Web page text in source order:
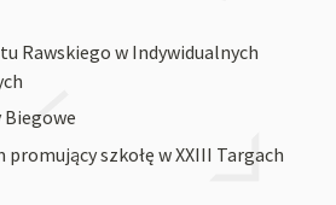
Rawskiego w Indywidualnych
szkołę w XXIII Targach